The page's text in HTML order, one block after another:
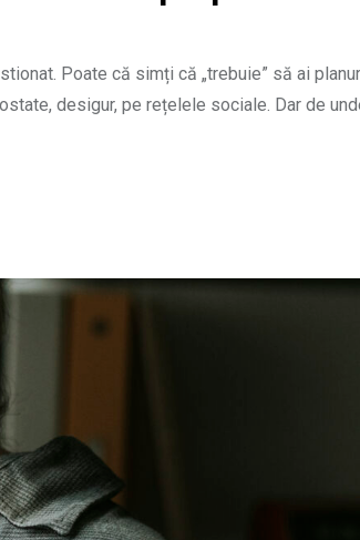
Poate că simți că „trebuie” să ai
desigur, pe rețelele sociale. Dar de